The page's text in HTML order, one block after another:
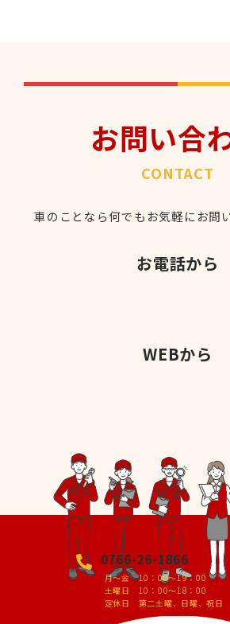
お問い合
CONTACT
車のことなら何でもお気軽にお問
お電話から
0766-26-1866
月～金 10：00～19：00
土曜日 10：00～18：00
定休日 第二土曜、日曜、祝日
WEBから